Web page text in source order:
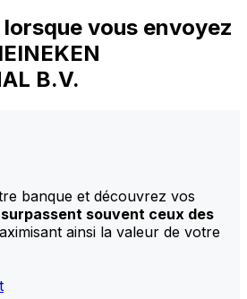
vous envoyez
B.V.
banque et découvrez vos
surpassent souvent ceux des
ainsi la valeur de votre